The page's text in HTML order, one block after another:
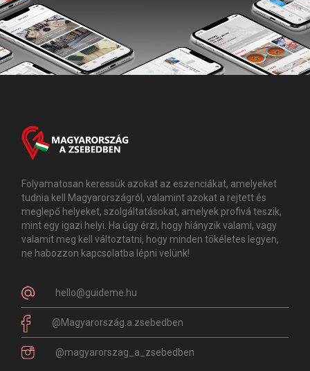
Folyamatosan keressük azokat az eszenciákat, amelyeket
tudnia kell Magyarországról, valamint azokat a rejtett és
meglepő helyeket, szolgáltatásokat, amelyek profivá teszik,
mint egy igazi helyi. Ha úgy érzi, hogy hiányzik valami, vagy
valamit meg kell változtatni, hogy minden tökéletes legyen,
ne habozzon kapcsolatba lépni velünk!
hello@guideme.hu
@Magyarország.a.zsebedben
@magyarorszag_a_zsebedben